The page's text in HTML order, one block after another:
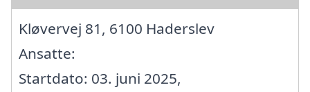
Kløvervej 81, 6100 Haderslev
Ansatte:
Startdato: 03. juni 2025,